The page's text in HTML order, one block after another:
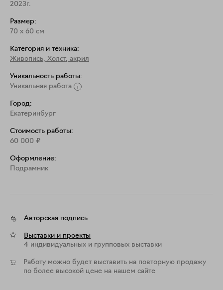
2023г.
Размер:
70 x 60 см
Категория и техника:
Живопись, Холст, акрил
Уникальность работы:
Уникальная работа
Город:
Екатеринбург
Стоимость работы:
60 000 ₽
Оформление:
Подрамник
Авторская подпись
Выставки и проекты
4 индивидуальных и групповых выставки
Работу можно будет выставить на повторную продажу
по более высокой цене на нашем сайте